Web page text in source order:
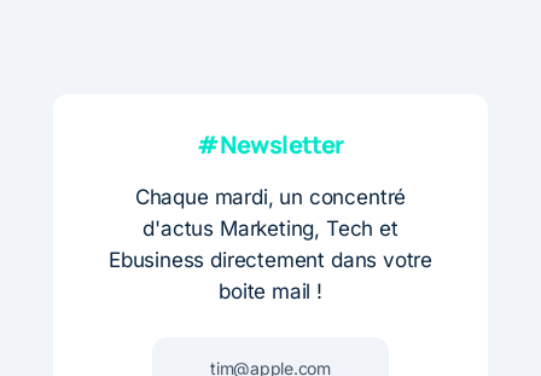
#Newsletter
Chaque mardi, un concentré
d'actus Marketing, Tech et
Ebusiness directement dans votre
boite mail !